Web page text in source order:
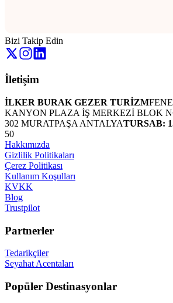
Bizi Takip Edin
İletişim
İLKER BURAK GEZER TURİZM
KANYON PLAZA İŞ MERKEZİ BLOK
302 MURATPAŞA ANTALYATURSAB:
50
Hakkımızda
Gizlilik Politikaları
Çerez Politikası
Kullanım Koşulları
KVKK
Blog
Trustpilot
Partnerler
Tedarikçiler
Seyahat Acentaları
Popüler Destinasyonlar